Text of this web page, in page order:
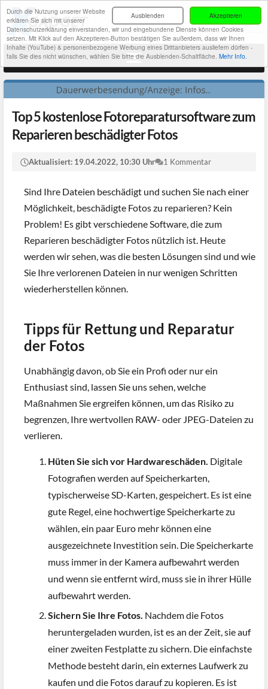
Akzeptieren
Ausblenden
Durch die Nutzung unserer Website
erklären Sie sich mit unserer
Datenschutzerklärung einverstanden, wir und eingebundene Dienste können Cookies
setzen. Mit Klick auf den Akzeptieren-Button bestätigen Sie außerdem, dass wir Ihnen
Inhalte (YouTube) & personenbezogene Werbung eines Drittanbieters ausliefern dürfen -
falls Sie dies nicht wünschen, wählen Sie bitte die Ausblenden-Schaltfläche. Mehr Info.
Top 5 kostenlose Fotoreparatursoftware zum
Reparieren beschädigter Fotos
Aktualisiert: 19.04.2022, 10:30 Uhr 1 Kommentar
Sind Ihre Dateien beschädigt und suchen Sie nach einer
Möglichkeit, beschädigte Fotos zu reparieren? Kein
Problem! Es gibt verschiedene Software, die zum
Reparieren beschädigter Fotos nützlich ist. Heute
werden wir sehen, was die besten Lösungen sind und wie
Sie Ihre verlorenen Dateien in nur wenigen Schritten
wiederherstellen können.
Tipps für Rettung und Reparatur
der Fotos
Unabhängig davon, ob Sie ein Profi oder nur ein
Enthusiast sind, lassen Sie uns sehen, welche
Maßnahmen Sie ergreifen können, um das Risiko zu
begrenzen, Ihre wertvollen RAW- oder JPEG-Dateien zu
verlieren.
Hüten Sie sich vor Hardwareschäden. Digitale
Fotografien werden auf Speicherkarten,
typischerweise SD-Karten, gespeichert. Es ist eine
gute Regel, eine hochwertige Speicherkarte zu
wählen, ein paar Euro mehr können eine
ausgezeichnete Investition sein. Die Speicherkarte
muss immer in der Kamera aufbewahrt werden
und wenn sie entfernt wird, muss sie in ihrer Hülle
aufbewahrt werden.
Sichern Sie Ihre Fotos. Nachdem die Fotos
heruntergeladen wurden, ist es an der Zeit, sie auf
einer zweiten Festplatte zu sichern. Die einfachste
Methode besteht darin, ein externes Laufwerk zu
kaufen und die Fotos darauf zu kopieren. Es ist